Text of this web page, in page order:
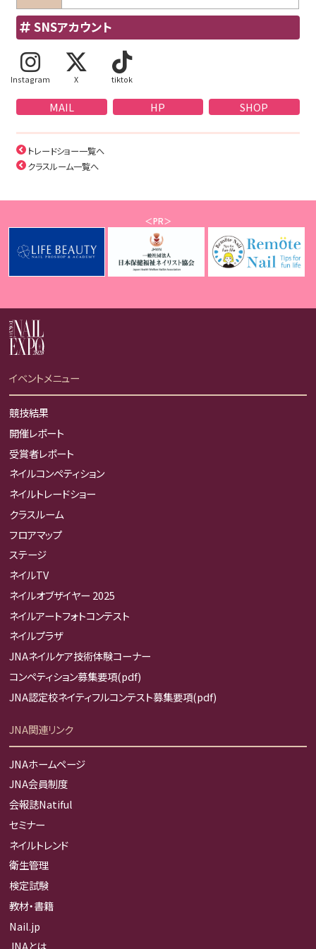
SNSアカウント
Instagram X tiktok
MAIL HP SHOP
トレードショー一覧へ
クラスルーム一覧へ
＜PR＞
イベントメニュー
競技結果
開催レポート
受賞者レポート
ネイルコンペティション
ネイルトレードショー
クラスルーム
フロアマップ
ステージ
ネイルTV
ネイルオブザイヤー 2025
ネイルアートフォトコンテスト
ネイルプラザ
JNAネイルケア技術体験コーナー
コンペティション募集要項(pdf)
JNA認定校ネイティフルコンテスト募集要項(pdf)
JNA関連リンク
JNAホームページ
JNA会員制度
会報誌Natiful
セミナー
ネイルトレンド
衛生管理
検定試験
教材・書籍
Nail.jp